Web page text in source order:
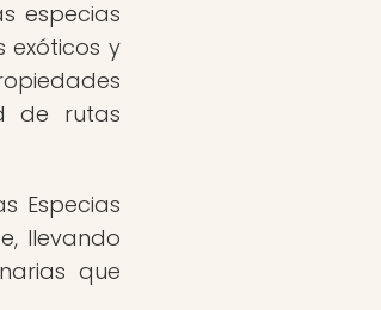
especias
exóticos y
de rutas
Especias
llevando
que